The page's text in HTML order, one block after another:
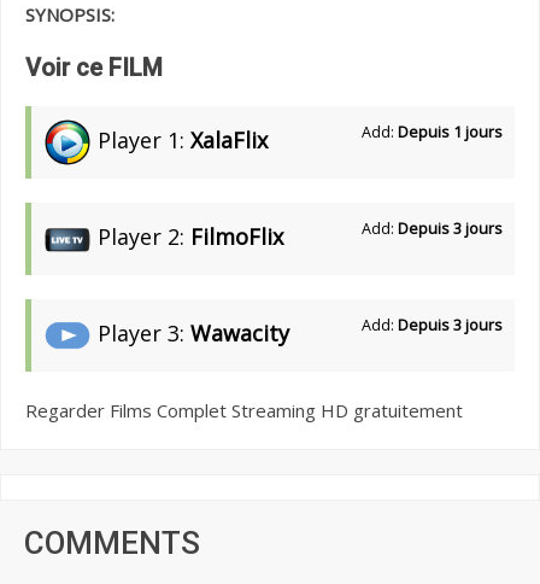
SYNOPSIS:
Voir ce FILM
Player 1: XalaFlix Add: Depuis 1 jours
Player 2: FilmoFlix Add: Depuis 3 jours
Player 3: Wawacity Add: Depuis 3 jours
Regarder Films Complet Streaming HD gratuitement
COMMENTS